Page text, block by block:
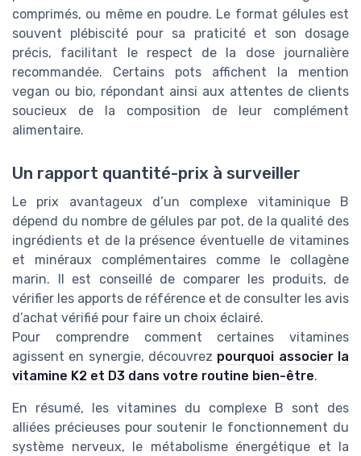
comprimés, ou même en poudre. Le format gélules est
souvent plébiscité pour sa praticité et son dosage
précis, facilitant le respect de la dose journalière
recommandée. Certains pots affichent la mention
vegan ou bio, répondant ainsi aux attentes de clients
soucieux de la composition de leur complément
alimentaire.
Un rapport quantité-prix à surveiller
Le prix avantageux d’un complexe vitaminique B
dépend du nombre de gélules par pot, de la qualité des
ingrédients et de la présence éventuelle de vitamines
et minéraux complémentaires comme le collagène
marin. Il est conseillé de comparer les produits, de
vérifier les apports de référence et de consulter les avis
d’achat vérifié pour faire un choix éclairé.
Pour comprendre comment certaines vitamines
agissent en synergie, découvrez pourquoi associer la
vitamine K2 et D3 dans votre routine bien-être.
En résumé, les vitamines du complexe B sont des
alliées précieuses pour soutenir le fonctionnement du
système nerveux, le métabolisme énergétique et la